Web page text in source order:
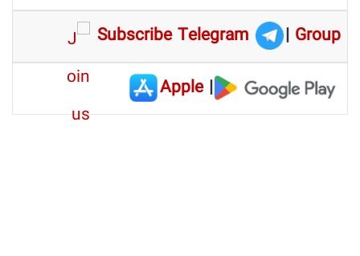
Subscribe Telegram
| Group
|
Apple